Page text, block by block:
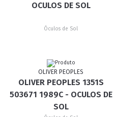
OCULOS DE SOL
Óculos de Sol
OLIVER PEOPLES
OLIVER PEOPLES 1351S
503671 1989C - OCULOS DE
SOL